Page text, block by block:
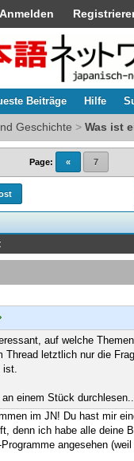
Anmelden
Beiträge Hilfe
Geschichte > Was ist
Page: « 7
auf welche
Thread letztlich nur die
einem Stück durchlesen...
im JN! Du hast mir
denn ich habe alle deine
angesehen